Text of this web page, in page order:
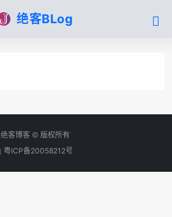
绝客BLog
绝客博客 © 版权所有
粤ICP备20058212号